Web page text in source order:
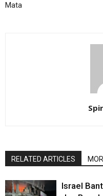
Mata
RELATED ARTICLES
Israel